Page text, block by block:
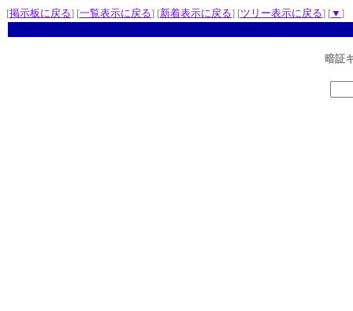
[掲示板に戻る] [一覧表示に戻る] [新着表示に戻る] [ツリー表示に戻る] [▼ ]
暗証